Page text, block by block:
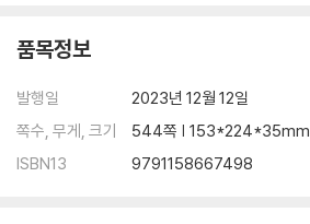
품목정보
발행일
2023년 12월 12일
쪽수, 무게, 크기
544쪽 | 153*224*35mm
ISBN13
9791158667498